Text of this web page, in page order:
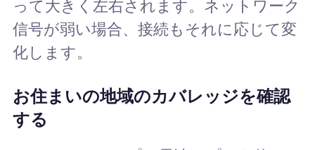
って大きく左右されます。ネットワーク
信号が弱い場合、接続もそれに応じて変
化します。
お住まいの地域のカバレッジを確認
する